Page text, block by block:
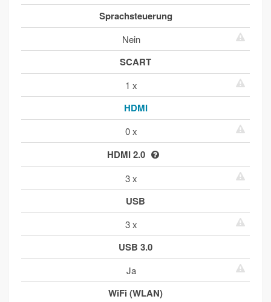
Sprachsteuerung
Nein
SCART
1 x
HDMI
0 x
HDMI 2.0
3 x
USB
3 x
USB 3.0
Ja
WiFi (WLAN)